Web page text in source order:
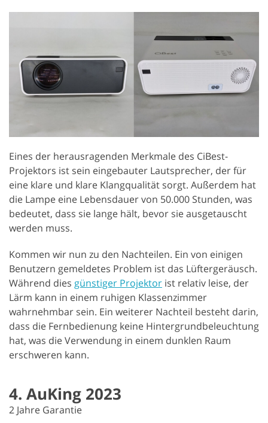
Eines der herausragenden Merkmale des CiBest-
Projektors ist sein eingebauter Lautsprecher, der für
eine klare und klare Klangqualität sorgt. Außerdem hat
die Lampe eine Lebensdauer von 50.000 Stunden, was
bedeutet, dass sie lange hält, bevor sie ausgetauscht
werden muss.
Kommen wir nun zu den Nachteilen. Ein von einigen
Benutzern gemeldetes Problem ist das Lüftergeräusch.
Während dies günstiger Projektor ist relativ leise, der
Lärm kann in einem ruhigen Klassenzimmer
wahrnehmbar sein. Ein weiterer Nachteil besteht darin,
dass die Fernbedienung keine Hintergrundbeleuchtung
hat, was die Verwendung in einem dunklen Raum
erschweren kann.
4. AuKing 2023
2 Jahre Garantie